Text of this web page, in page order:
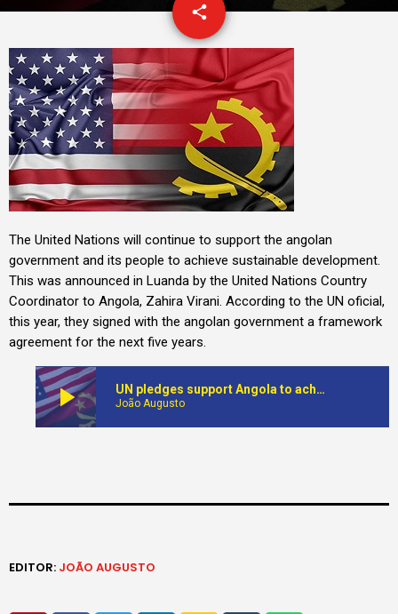
share
email
The United Nations will continue to support the angolan
government and its people to achieve sustainable development.
This was announced in Luanda by the United Nations Country
Coordinator to Angola, Zahira Virani. According to the UN oficial,
this year, they signed with the angolan government a framework
agreement for the next five years.
play_arrow UN pledges support Angola to achieve sustainable development
João Augusto
EDITOR: JOÃO AUGUSTO